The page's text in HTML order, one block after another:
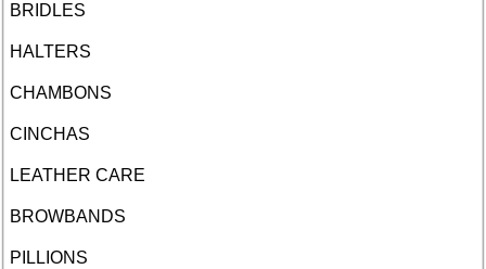
BRIDLES
HALTERS
CHAMBONS
CINCHAS
LEATHER CARE
BROWBANDS
PILLIONS